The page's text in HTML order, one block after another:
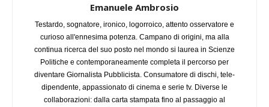
Emanuele Ambrosio
Testardo, sognatore, ironico, logorroico, attento osservatore e
curioso all'ennesima potenza. Campano di origini, ma alla
continua ricerca del suo posto nel mondo si laurea in Scienze
Politiche e contemporaneamente completa il percorso per
diventare Giornalista Pubblicista. Consumatore di dischi, tele-
dipendente, appassionato di cinema e serie tv. Diverse le
collaborazioni: dalla carta stampata fino al passaggio al